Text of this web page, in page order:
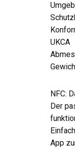
UKCA
NFC:
Der
App